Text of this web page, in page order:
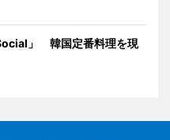
」 韓国定番料理を現